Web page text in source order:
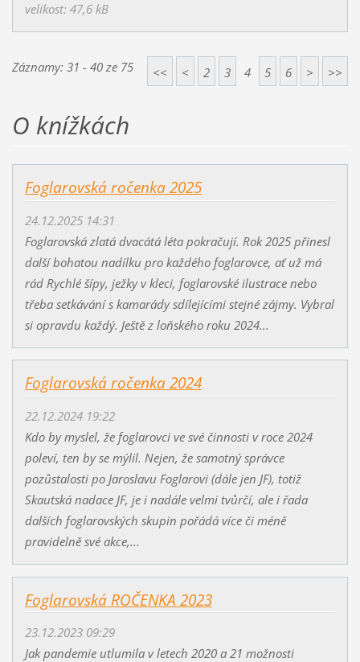
velikost: 47,6 kB
Záznamy: 31 - 40 ze 75 << < 2 3 4 5 6 > >>
O knížkách
Foglarovská ročenka 2025
24.12.2025 14:31
Foglarovská zlatá dvacátá léta pokračují. Rok 2025 přinesl
další bohatou nadílku pro každého foglarovce, ať už má
rád Rychlé šípy, ježky v kleci, foglarovské ilustrace nebo
třeba setkávání s kamarády sdílejícími stejné zájmy. Vybral
si opravdu každý. Ještě z loňského roku 2024...
Foglarovská ročenka 2024
22.12.2024 19:22
Kdo by myslel, že foglarovci ve své činnosti v roce 2024
poleví, ten by se mýlil. Nejen, že samotný správce
pozůstalosti po Jaroslavu Foglarovi (dále jen JF), totiž
Skautská nadace JF, je i nadále velmi tvůrčí, ale i řada
dalších foglarovských skupin pořádá více či méně
pravidelně své akce,...
Foglarovská ROČENKA 2023
23.12.2023 09:29
Jak pandemie utlumila v letech 2020 a 21 možnosti